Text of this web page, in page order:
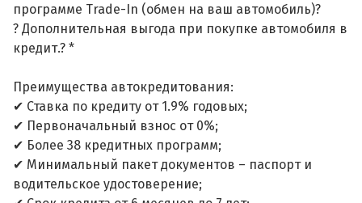
программе Trade-In (обмен на ваш автомобиль)?
? Дополнительная выгода при покупке автомобиля в
кредит.? *
Преимущества автокредитования:
✔ Ставка по кредиту от 1.9% годовых;
✔ Первоначальный взнос от 0%;
✔ Более 38 кредитных программ;
✔ Минимальный пакет документов – паспорт и
водительское удостоверение;